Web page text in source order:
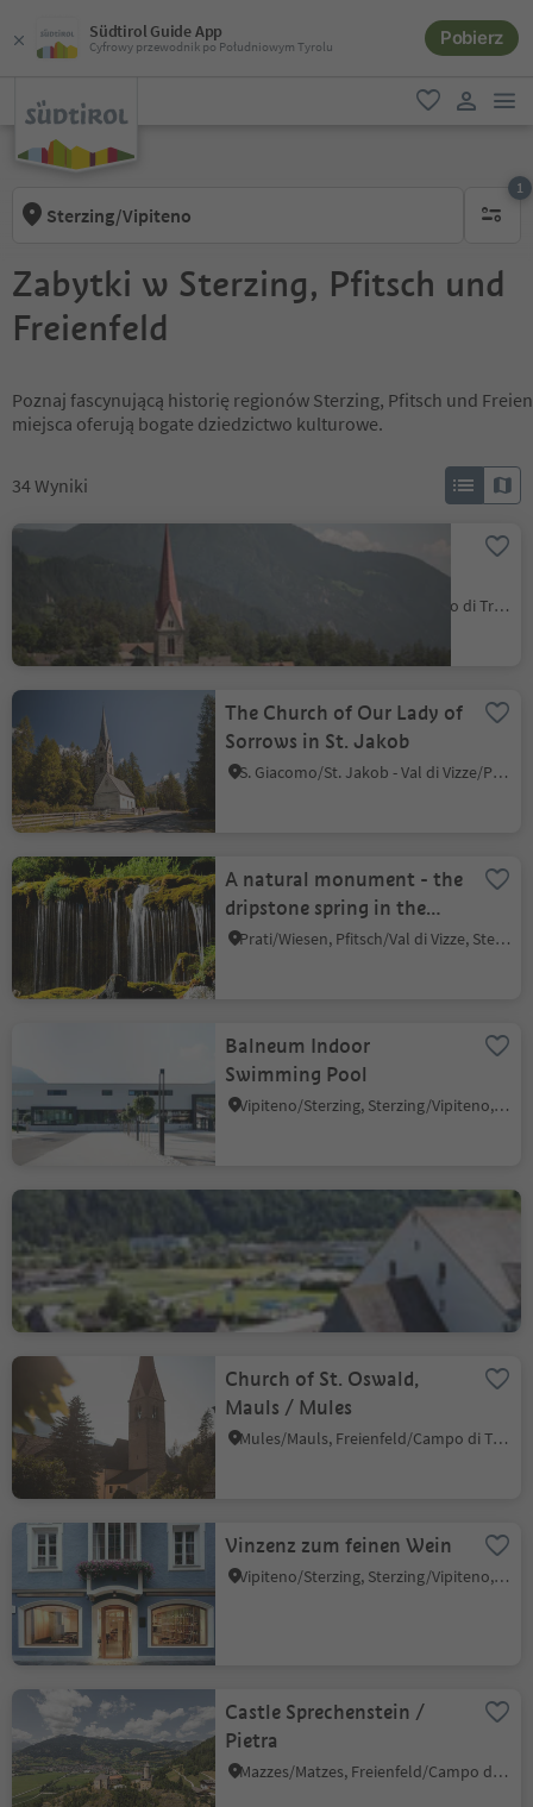
Südtirol Guide App
Cyfrowy przewodnik po Południowym Tyrolu Pobierz
ulubione
Sterzing/Vipiteno
1
1
Zabytki w Sterzing, Pfitsch und
Freienfeld
Poznaj fascynującą historię regionów Sterzing, Pfitsch und
miejsca oferują bogate dziedzictwo kulturowe.
34Wyniki
Maria Trens Pilgrimage
Trens/Trens, Freienfeld/Campo di Trens, Sterzing/Vipiteno and environs
The Church of Our Lady of
Sorrows in St. Jakob
S. Giacomo/St. Jakob - Val di Vizze/Pfitsch, Pfitsch/Val di Vizze, Sterzing/Vipiteno and environs
A natural monument - the
dripstone spring in the
Burgum valley
Prati/Wiesen, Pfitsch/Val di Vizze, Sterzing/Vipiteno and environs
Balneum Indoor
Swimming Pool
Vipiteno/Sterzing, Sterzing/Vipiteno, Sterzing/Vipiteno and environs
The parish church Sterzing
Church of St. Oswald,
Mauls / Mules
Mules/Mauls, Freienfeld/Campo di Trens, Sterzing/Vipiteno and environs
Vinzenz zum feinen Wein
Vipiteno/Sterzing, Sterzing/Vipiteno, Sterzing/Vipiteno and environs
Castle Sprechenstein /
Pietra
Mazzes/Matzes, Freienfeld/Campo di Trens, Sterzing/Vipiteno and environs